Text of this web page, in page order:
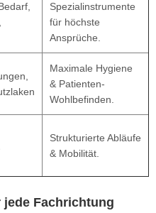
Spezialinstrumente
für höchste
Ansprüche.
Maximale Hygiene
& Patienten-
Wohlbefinden.
Strukturierte Abläufe
& Mobilität.
Fachrichtung